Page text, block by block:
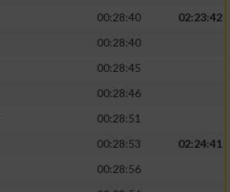
00:28:40
02:23:42
00:28:40
00:28:45
00:28:46
00:28:51
00:28:53
02:24:41
00:28:56